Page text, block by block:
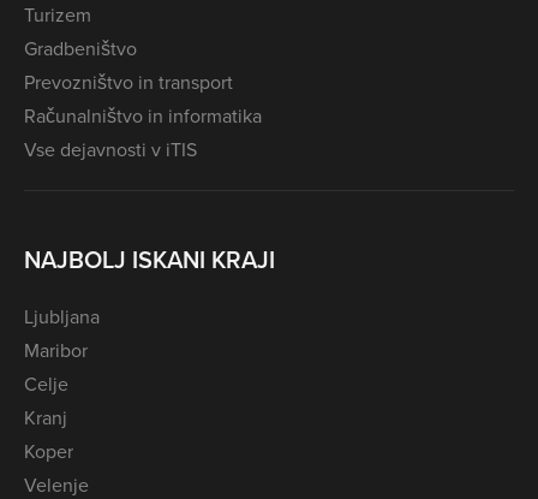
Turizem
Gradbeništvo
Prevozništvo in transport
Računalništvo in informatika
Vse dejavnosti v iTIS
NAJBOLJ ISKANI KRAJI
Ljubljana
Maribor
Celje
Kranj
Koper
Velenje